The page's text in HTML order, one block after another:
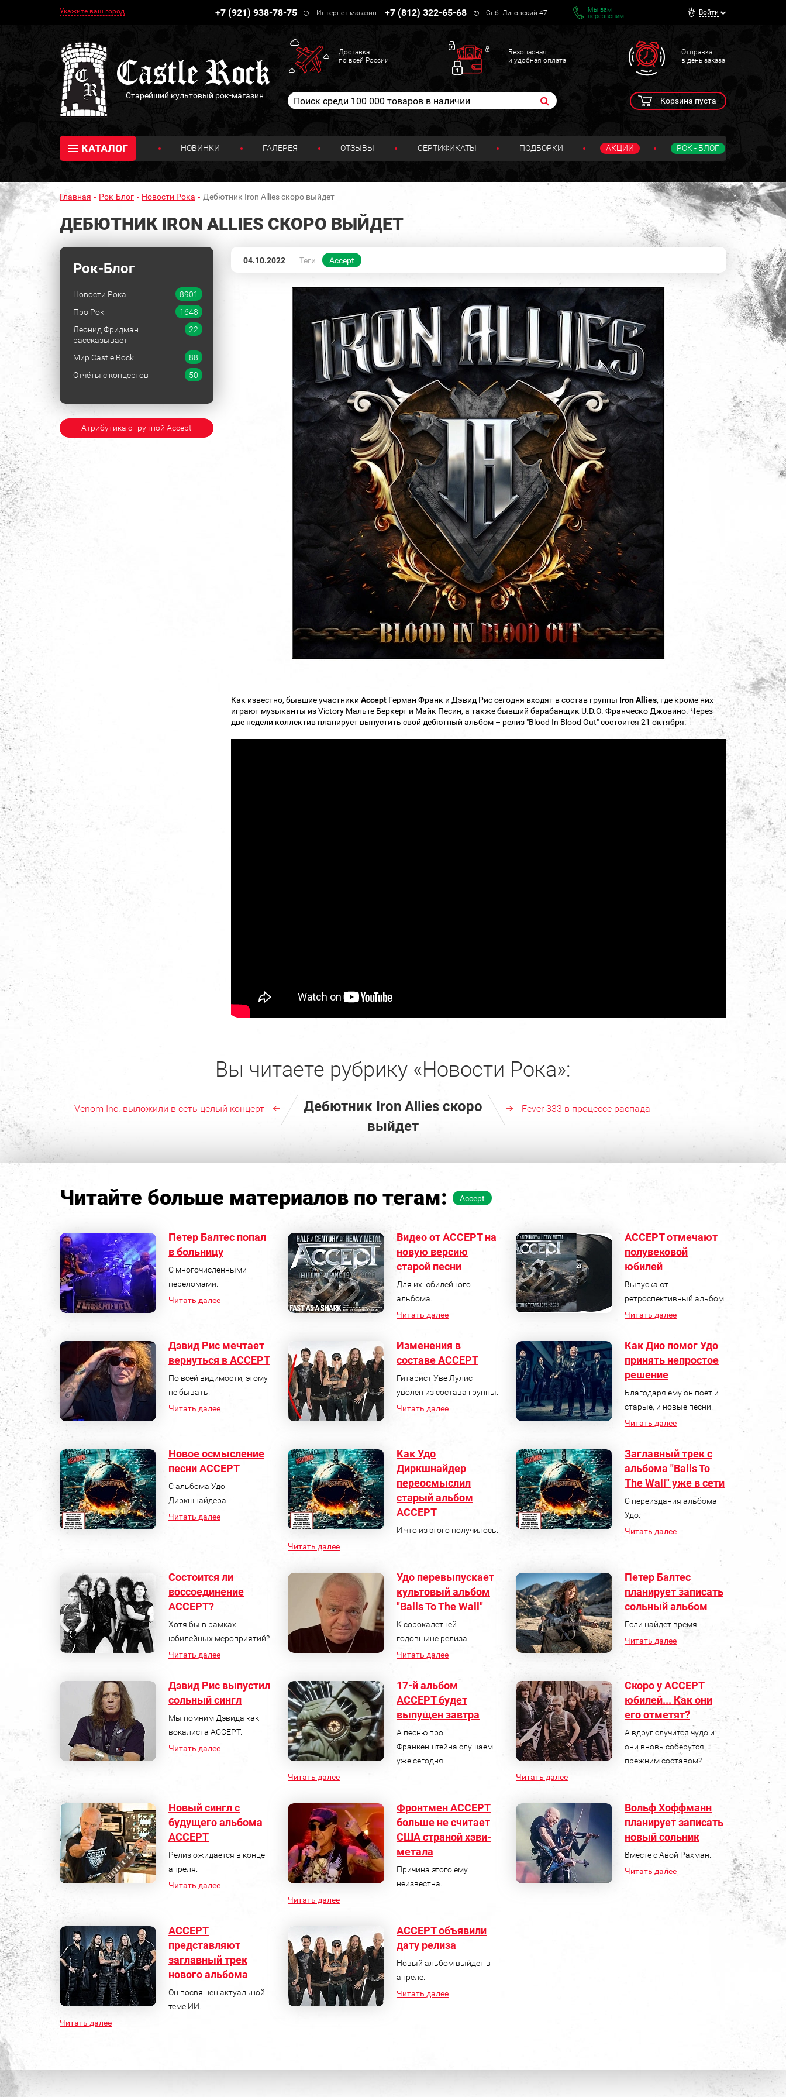
Укажите ваш город +7 (921) 938-78-75 - Интернет-магазин +7 (812) 322-65-68 -Спб. Лиговский 47
Мы вам
перезвоним
Войти
Старейший культовый рок-магазин
Доставка
по всей России
Безопасная
и удобная оплата
Отправка
в день заказа
Корзина пуста
КАТАЛОГ НОВИНКИ ГАЛЕРЕЯ ОТЗЫВЫ СЕРТИФИКАТЫ ПОДБОРКИ АКЦИИ РОК - БЛОГ
Главная Рок-Блог Новости Рока Дебютник Iron Allies скоро выйдет
ДЕБЮТНИК IRON ALLIES СКОРО ВЫЙДЕТ
Рок-Блог
Новости Рока
8901
Про Рок
1648
Леонид Фридман
рассказывает
22
Мир Castle Rock
88
Отчёты с концертов
50
Атрибутика с группой Accept
04.10.2022 Теги Accept
Как известно, бывшие участники Accept Герман Франк и Дэвид Рис сегодня входят в состав группы Iron Allies, где кроме них
играют музыканты из Victory Мальте Беркерт и Майк Песин, а также бывший барабанщик U.D.O. Франческо Джовино. Через
две недели коллектив планирует выпустить свой дебютный альбом – релиз "Blood In Blood Out" состоится 21 октября.
Вы читаете рубрику «Новости Рока»:
Venom Inc. выложили в сеть целый концерт
Дебютник Iron Allies скоро
выйдет
Fever 333 в процессе распада
Читайте больше материалов по тегам: Accept
Петер Балтес попал
в больницу
С многочисленными
переломами.
Читать далее
Видео от ACCEPT на
новую версию
старой песни
Для их юбилейного
альбома.
Читать далее
ACCEPT отмечают
полувековой
юбилей
Выпускают
ретроспективный альбом.
Читать далее
Дэвид Рис мечтает
вернуться в ACCEPT
По всей видимости, этому
не бывать.
Читать далее
Изменения в
составе ACCEPT
Гитарист Уве Лулис
уволен из состава группы.
Читать далее
Как Дио помог Удо
принять непростое
решение
Благодаря ему он поет и
старые, и новые песни.
Читать далее
Новое осмысление
песни ACCEPT
С альбома Удо
Диркшнайдера.
Читать далее
Как Удо
Диркшнайдер
переосмыслил
старый альбом
ACCEPT
И что из этого получилось.
Читать далее
Заглавный трек с
альбома "Balls To
The Wall" уже в сети
С переиздания альбома
Удо.
Читать далее
Состоится ли
воссоединение
ACCEPT?
Хотя бы в рамках
юбилейных мероприятий?
Читать далее
Удо перевыпускает
культовый альбом
"Balls To The Wall"
К сорокалетней
годовщине релиза.
Читать далее
Петер Балтес
планирует записать
сольный альбом
Если найдет время.
Читать далее
Дэвид Рис выпустил
сольный сингл
Мы помним Дэвида как
вокалиста ACCEPT.
Читать далее
17-й альбом
ACCEPT будет
выпущен завтра
А песню про
Франкенштейна слушаем
уже сегодня.
Читать далее
Скоро у ACCEPT
юбилей... Как они
его отметят?
А вдруг случится чудо и
они вновь соберутся
прежним составом?
Читать далее
Новый сингл с
будущего альбома
ACCEPT
Релиз ожидается в конце
апреля.
Читать далее
Фронтмен ACCEPT
больше не считает
США страной хэви-
метала
Причина этого ему
неизвестна.
Читать далее
Вольф Хоффманн
планирует записать
новый сольник
Вместе с Авой Рахман.
Читать далее
ACCEPT
представляют
заглавный трек
нового альбома
Он посвящен актуальной
теме ИИ.
Читать далее
ACCEPT объявили
дату релиза
Новый альбом выйдет в
апреле.
Читать далее